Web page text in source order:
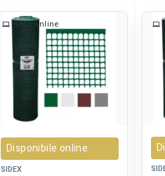
Solo online
Disponibile online
SIDEX